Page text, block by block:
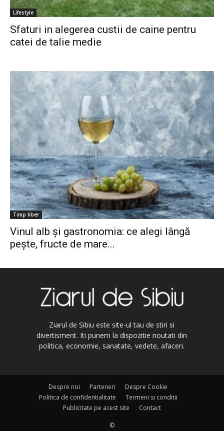
Lifestyle
Sfaturi in alegerea custii de caine pentru
catei de talie medie
Timp liber
Vinul alb și gastronomia: ce alegi lângă
pește, fructe de mare...
Ziarul de Sibiu este site-ul tau de stiri si
divertisment. Iti punem la dispozitie noutati din
politica, economie, sanatate, vedete, afaceri.
Despre noi Parteneri
Despre Cookie
Politica de confidentialitate
Termeni si conditii
Publicitate pe acest site
Contact
©